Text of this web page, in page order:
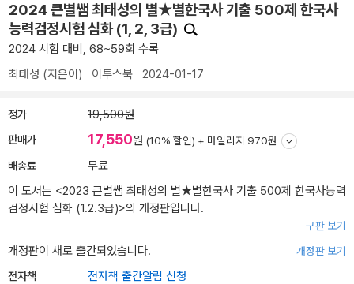
2024 큰별쌤 최태성의 별★별한국사 기출 500제 한국사
능력검정시험 심화 (1, 2, 3급)
2024 시험 대비, 68~59회 수록
최태성 (지은이) 이투스북 2024-01-17
정가 19,500원
판매가 17,550원 (10% 할인) + 마일리지 970원
배송료
무료
이 도서는 <2023 큰별쌤 최태성의 별★별한국사 기출 500제 한국사능력
검정시험 심화 (1.2.3급)>의 개정판입니다.
구판 보기
개정판이 새로 출간되었습니다. 개정판 보기
전자책 전자책 출간알림 신청